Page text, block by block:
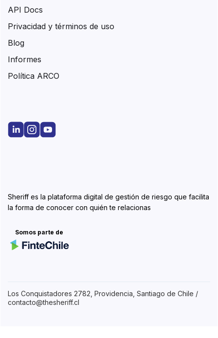
Sheriff es la plataforma digital de gestión de riesgo que facilita
la forma de conocer con quién te relacionas
Somos parte de
API Docs
Privacidad y términos de uso
Blog
Informes
Política ARCO
Los Conquistadores 2782, Providencia, Santiago de Chile /
contacto@thesheriff.cl